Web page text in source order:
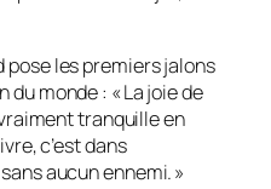
pose les premiers jalons
du monde : « La joie de
tranquille en
c’est dans
aucun ennemi. »